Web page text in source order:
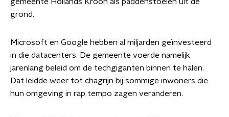
grond.
Microsoft en Google hebben al miljarden geïnvesteerd
in die datacenters. De gemeente voerde namelijk
jarenlang beleid om de techgiganten binnen te halen.
Dat leidde weer tot chagrijn bij sommige inwoners die
hun omgeving in rap tempo zagen veranderen.